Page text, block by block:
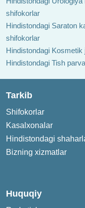
shifokorlar
Hindistondagi Saraton
shifokorlar
Hindistondagi Kosmetik
Hindistondagi Tish
Tarkib
Shifokorlar
Kasalxonalar
Hindistondagi
Bizning xizmatlar
Huquqiy